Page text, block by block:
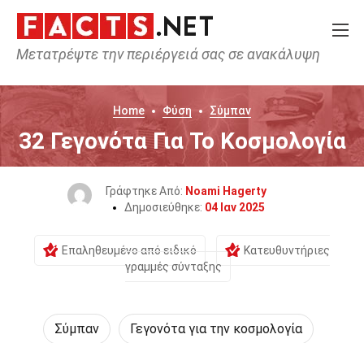
Μετατρέψτε την περιέργειά σας σε ανακάλυψη
Home Φύση Σύμπαν
32 Γεγονότα Για Το Κοσμολογία
Γράφτηκε Από: Noami Hagerty
Δημοσιεύθηκε: 04 Ιαν 2025
Επαληθευμένο από ειδικό
Κατευθυντήριες
γραμμές σύνταξης
Σύμπαν Γεγονότα για την κοσμολογία